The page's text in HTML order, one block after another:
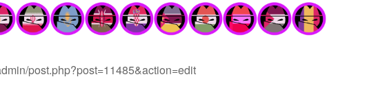
post.php?post=11485&action=edit